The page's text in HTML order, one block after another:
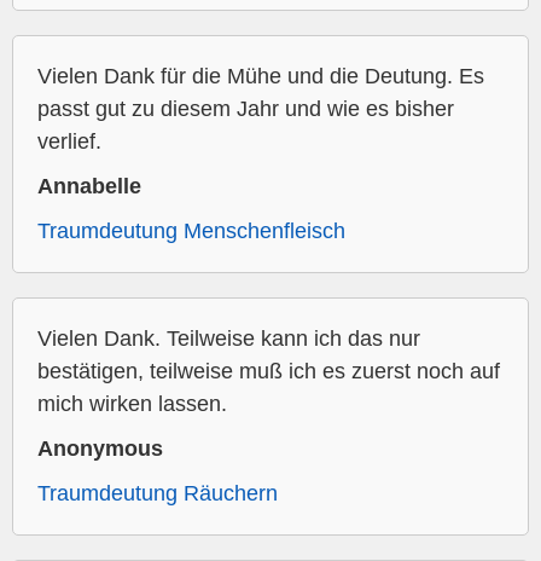
Vielen Dank für die Mühe und die Deutung. Es
passt gut zu diesem Jahr und wie es bisher
verlief.
Annabelle
Traumdeutung Menschenfleisch
Vielen Dank. Teilweise kann ich das nur
bestätigen, teilweise muß ich es zuerst noch auf
mich wirken lassen.
Anonymous
Traumdeutung Räuchern